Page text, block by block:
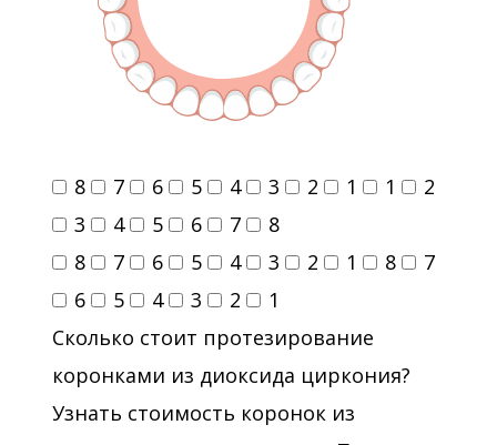
8 7 6 5 4 3 2 1 1
2
3
4 5 6 7
8
8
7 6 5 4 3 2 1 8
7
6
5 4 3 2
1
Сколько стоит протезирование
коронками из диоксида циркония?
Узнать стоимость коронок из